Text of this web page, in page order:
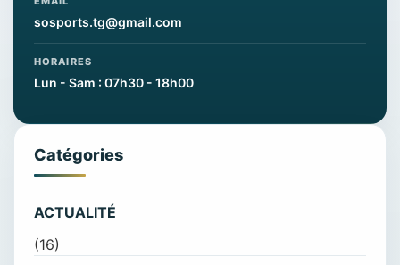
sosports.tg@gmail.com
HORAIRES
Lun - Sam : 07h30 - 18h00
Catégories
ACTUALITÉ
(16)